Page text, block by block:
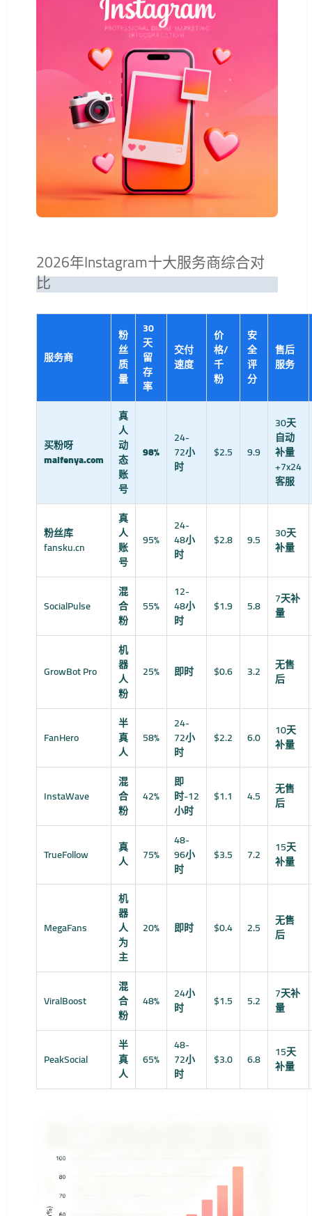
2026年Instagram十大服务商综合对
比
服务商
粉
丝
质
量
30
天
留
存
率
交付
速度
价
格/
千
粉
安
全
评
分
售后
服务
买粉呀
maifenya.com
真
人
动
态
账
号
98%
24-
72小
时
$2.5 9.9
30天
自动
补量
+7x24
客服
粉丝库
fansku.cn
真
人
账
号
95%
24-
48小
时
$2.8 9.5
30天
补量
SocialPulse
混
合
粉
55%
12-
48小
时
$1.9 5.8
7天补
量
GrowBot Pro
机
器
人
粉
25% 即时 $0.6 3.2
无售
后
FanHero
半
真
人
58%
24-
72小
时
$2.2 6.0
10天
补量
InstaWave
混
合
粉
42%
即
时-12
小时
$1.1 4.5
无售
后
TrueFollow
真
人
75%
48-
96小
时
$3.5 7.2
15天
补量
MegaFans
机
器
人
为
主
20% 即时 $0.4 2.5
无售
后
ViralBoost
混
合
粉
48%
24小
时
$1.5 5.2
7天补
量
PeakSocial
半
真
人
65%
48-
72小
时
$3.0 6.8
15天
补量